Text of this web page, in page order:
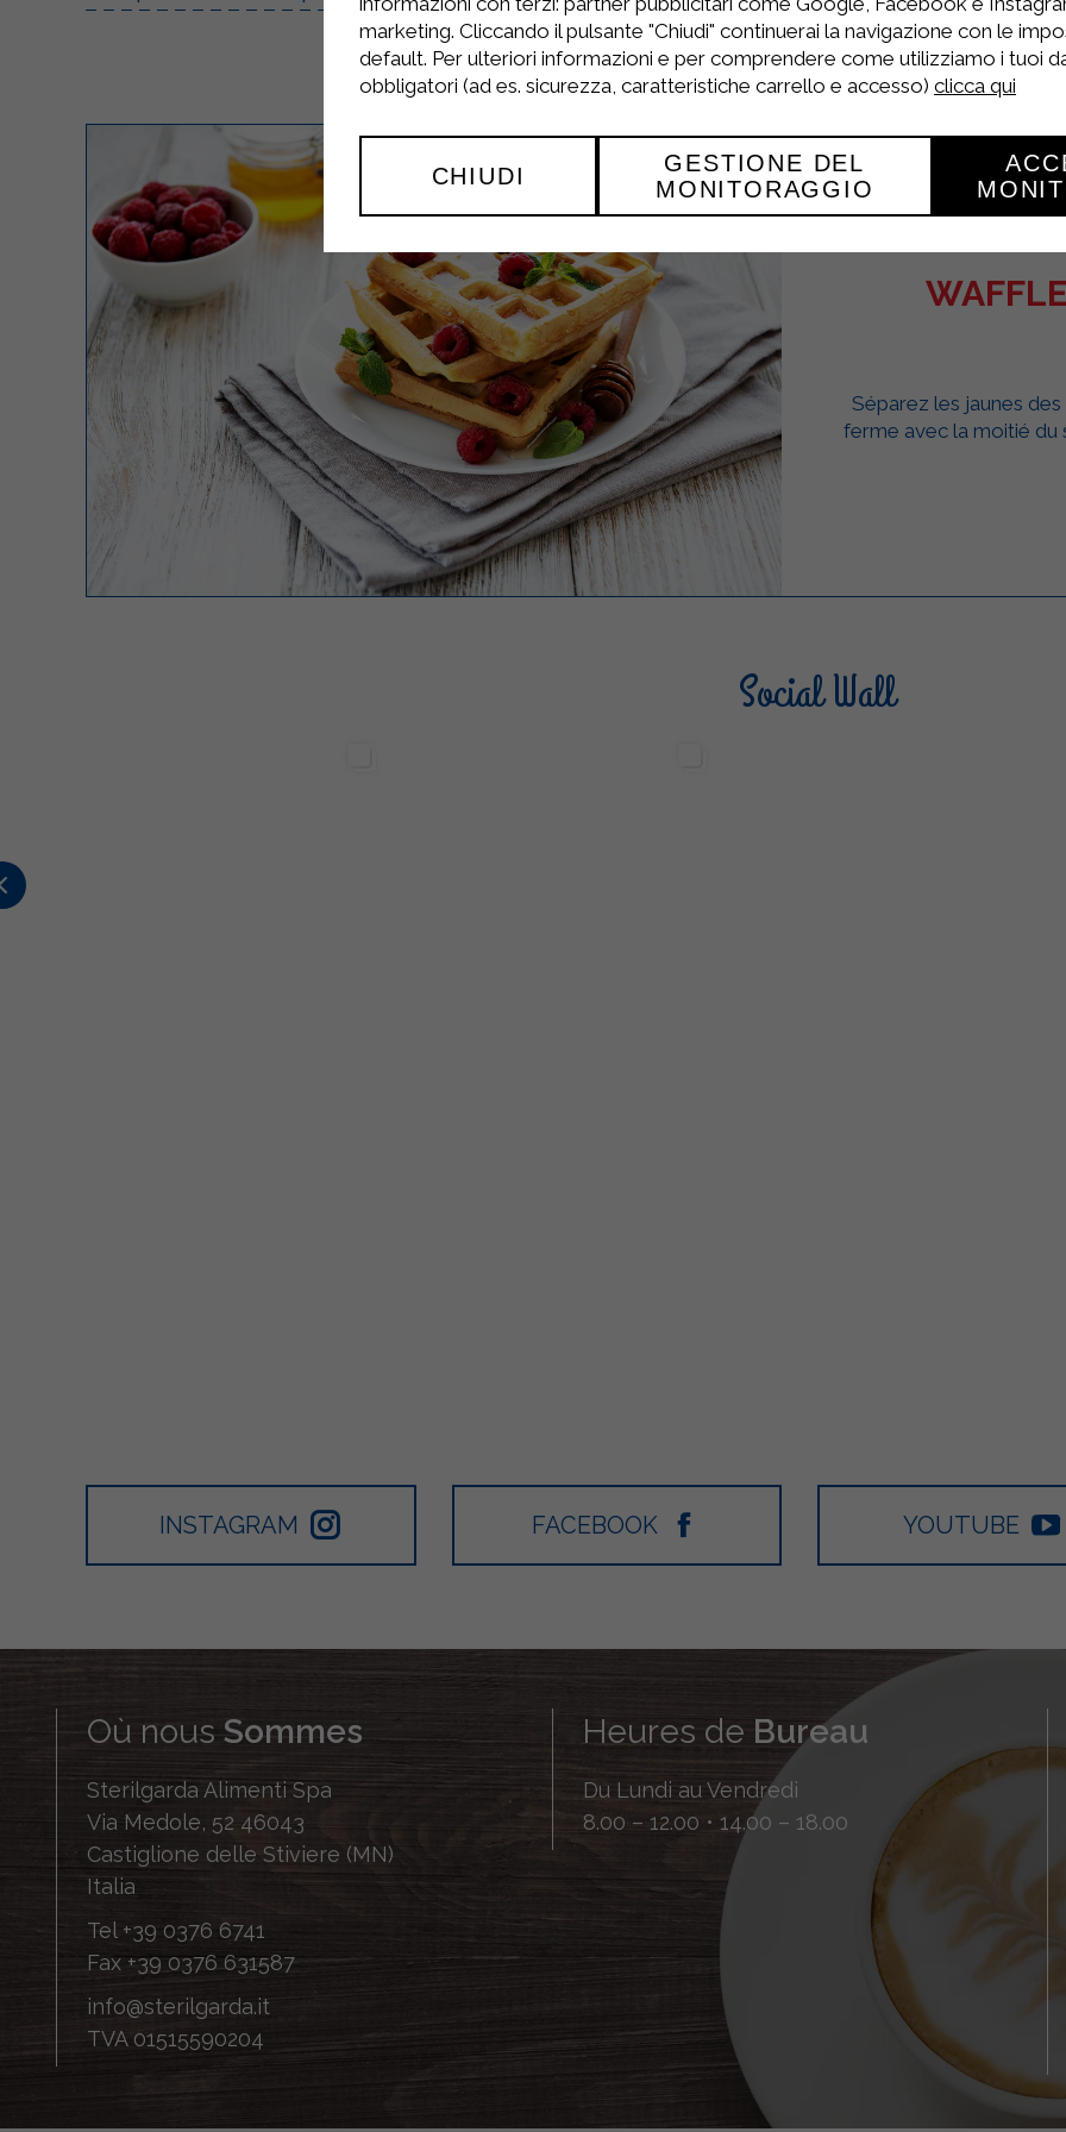
Séparez les jaunes
ferme avec la moitié du
Social Wall
INSTAGRAM FACEBOOK YOUTUBE
Où nousSommes
Sterilgarda Alimenti Spa
Via Medole, 52 46043
Castiglione delle Stiviere (MN)
Italia
Tel +39 0376 6741
Fax +39 0376 631587
info@sterilgarda.it
TVA 01515590204
Heures de Bureau
Du Lundi au Vendredi
8.00 – 12.00 • 14.00 – 18.00
marketing. Cliccando il pulsante "Chiudi" continuerai la navigazione con le
default. Per ulteriori informazioni e per comprendere come utilizziamo i tuoi
obbligatori (ad es. sicurezza, caratteristiche carrello e accesso) clicca qui
CHIUDI
GESTIONE DEL
MONITORAGGIO